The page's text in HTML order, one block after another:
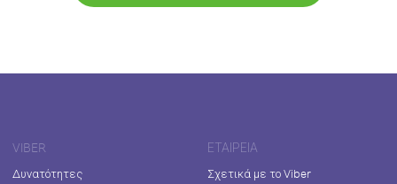
VIBER
Δυνατότητες
ΕΤΑΙΡΕΊΑ
Σχετικά με το Viber